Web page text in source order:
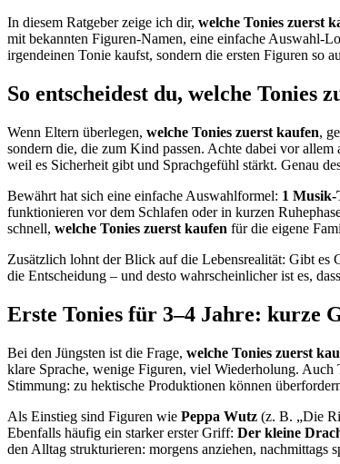
In diesem Ratgeber zeige ich dir, welche Tonies zuerst
mit bekannten Figuren-Namen, eine einfache Auswahl-
irgendeinen Tonie kaufst, sondern die ersten Figuren so
So entscheidest du, welche
Wenn Eltern überlegen, welche Tonies zuerst kaufen,
sondern die, die zum Kind passen. Achte dabei vor
weil es Sicherheit gibt und Sprachgefühl stärkt. Genau
Bewährt hat sich eine einfache Auswahlformel: 1 Musik-
funktionieren vor dem Schlafen oder in kurzen
schnell, welche Tonies zuerst kaufen für die eigene
Zusätzlich lohnt der Blick auf die Lebensrealität: Gibt es
die Entscheidung – und desto wahrscheinlicher ist es,
Erste Tonies für 3–4 Jahre: kurze
Bei den Jüngsten ist die Frage, welche Tonies zuerst
klare Sprache, wenige Figuren, viel Wiederholung.
Stimmung: zu hektische Produktionen können
Als Einstieg sind Figuren wie Peppa Wutz (z. B. „Die
Ebenfalls häufig ein starker erster Griff: Der kleine
den Alltag strukturieren: morgens anziehen, nachmittags